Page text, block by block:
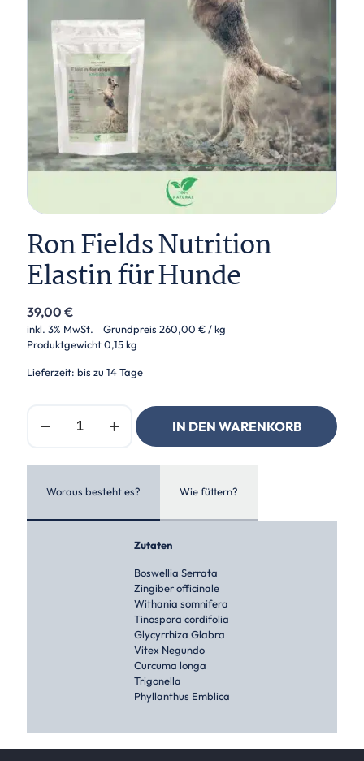
Ron Fields Nutrition
Elastin für Hunde
39,00 €
inkl. 3% MwSt. Grundpreis 260,00 € / kg
Produktgewicht0,15 kg
Lieferzeit: bis zu 14 Tage
Fields
Hunde
IN DEN WARENKORB
Woraus besteht es? Wie füttern?
Zutaten
Boswellia Serrata
Zingiber officinale
Withania somnifera
Tinospora cordifolia
Glycyrrhiza Glabra
Vitex Negundo
Curcuma longa
Trigonella
Phyllanthus Emblica